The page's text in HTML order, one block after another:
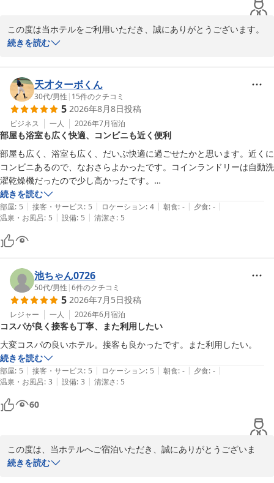
この度は当ホテルをご利用いただき、誠にありがとうございます。
また、お忙しい中、ご投稿もお寄せくださいましたこと心より御礼
スタッフの対応や朝食につきまして温かいお言葉を頂戴し、大変嬉
しく拝読しました。
朝食の豚汁は三重県産の豚肉を使用しており、身体も心もほっと温
まるとご好評をいただいております。
設備面につきましては、ご不便をお掛けする部分もある中、ご理解
いただき心より感謝申し上げます。
「機会があればリピートします」とのお言葉を励みに、今後も、お
客様に気持ち良くご滞在いただき、元気にご出発していただけるよ
う、一層のサービスの向上に努めて参ります。
またのご来館をスタッフ一同、心よりお待ち申し上げております。
ホテルグリーンパーク鈴鹿
2026-05-05
続きを読む
天才ターボくん
30代/男性 | 15件のクチコミ
5 2026年8月8日投稿
ビジネス 一人 2026年7月宿泊
部屋も浴室も広く快適、コンビニも近く便利
部屋も広く、浴室も広く、だいぶ快適に過ごせたかと思います。近くに
コンビニあるので、なおさらよかったです。コインランドリーは自動洗
濯乾燥機だったので少し高かったです。
白子駅から徒歩10分ほど。
続きを読む
部屋: 5 | 接客・サービス: 5 | ロケーション: 4 | 朝食: - | 夕食: - |
温泉・お風呂: 5 | 設備: 5 | 清潔さ: 5
池ちゃん0726
50代/男性 |6件のクチコミ
5 2026年7月5日投稿
レジャー 一人 2026年6月宿泊
コスパが良く接客も丁寧、また利用したい
大変コスパの良いホテル。接客も良かったです。また利用したい。
続きを読む
部屋: 5 | 接客・サービス: 5 | ロケーション: 5 | 朝食: - | 夕食: - |
温泉・お風呂: 3 | 設備: 3 | 清潔さ: 5
60
この度は、当ホテルへご宿泊いただき、誠にありがとうございま
す。
続きを読む